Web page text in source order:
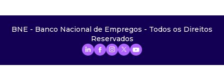
BNE - Banco Nacional de Empregos - Todos os Direitos
Reservados